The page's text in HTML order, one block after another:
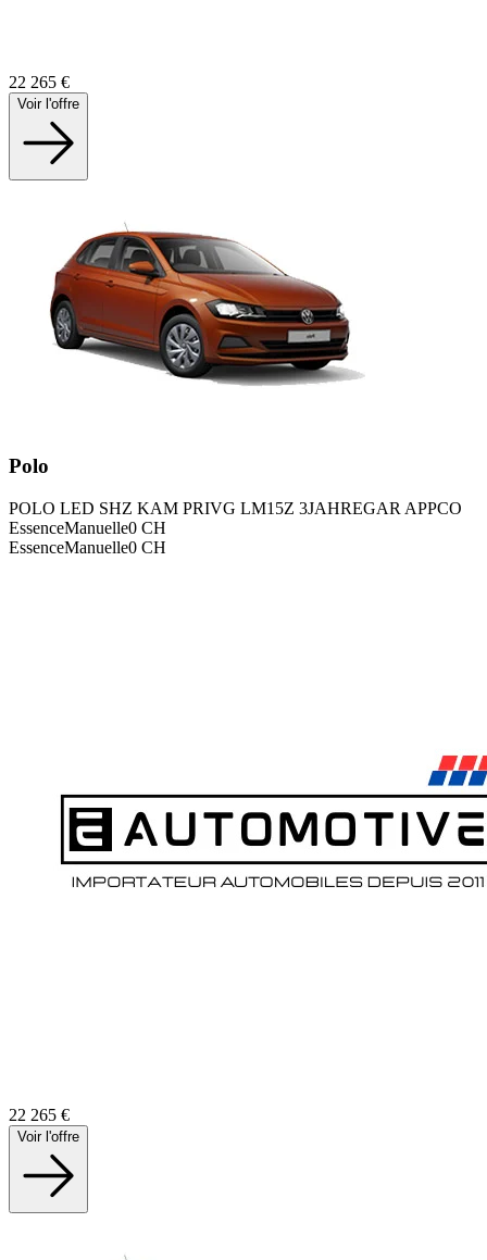
22 265 €
Voir l'offre
Polo
POLO LED SHZ KAM PRIVG LM15Z 3JAHREGAR APPCO
EssenceManuelle0 CH
EssenceManuelle0 CH
22 265 €
Voir l'offre